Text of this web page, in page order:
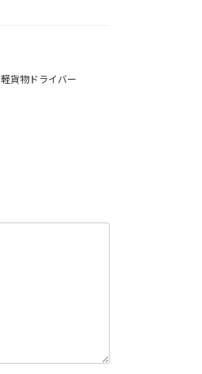
軽貨物ドライバー